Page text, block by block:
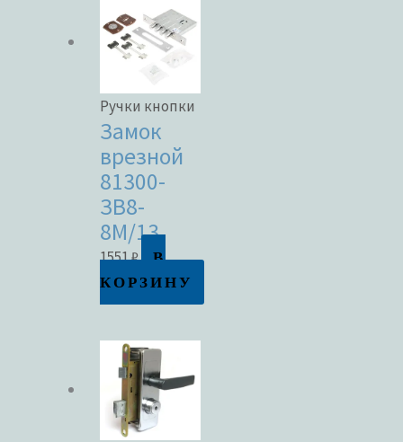
Ручки кнопки
Замок
врезной
81300-
ЗВ8-
8М/13
1551₽
В
КОРЗИНУ